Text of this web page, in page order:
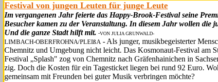
Festival von jungen Leuten für junge Leute
Im vergangenen Jahr feierte das Happy-Brook-Festival seine
Besucher kamen zu der Veranstal­tung. In diesem Jahr wol­len die
Und die gan­ze Stadt hilft mit. -VON JULIA GRUNWALD-
LIMBACH-OBERFROHNA/PLEIßA - Als junger, musikbegeisterter
Chemnitz und Umgebung nicht leicht. Das Kosmonaut-Festival am
Festival „Splash" zog von Chemnitz nach Gräfenhainichen in
zig. Doch die Kosten für ein Tagesti­cket liegen bei rund 92 Euro.
gemeinsam mit Freun­den bei guter Musik verbringen möchte?